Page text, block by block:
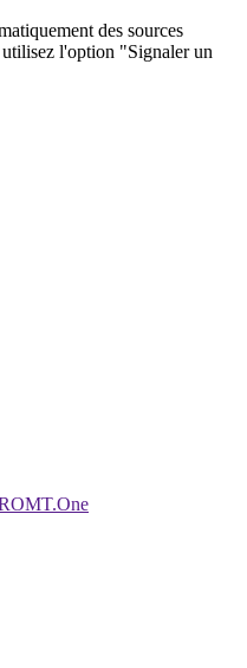
des sources
utilisez l'option "Signaler un